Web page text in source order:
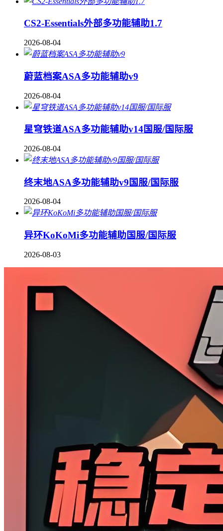
CS2-Essentials外部多功能辅助1.7
2026-08-04
蔚蓝档案ASA多功能辅助v9
2026-08-04
星穹铁道ASA多功能辅助v14国服/国际服
2026-08-04
终末地ASA多功能辅助v9国服/国际服
2026-08-04
异环KoKoMi多功能辅助国服/国际服
2026-08-03